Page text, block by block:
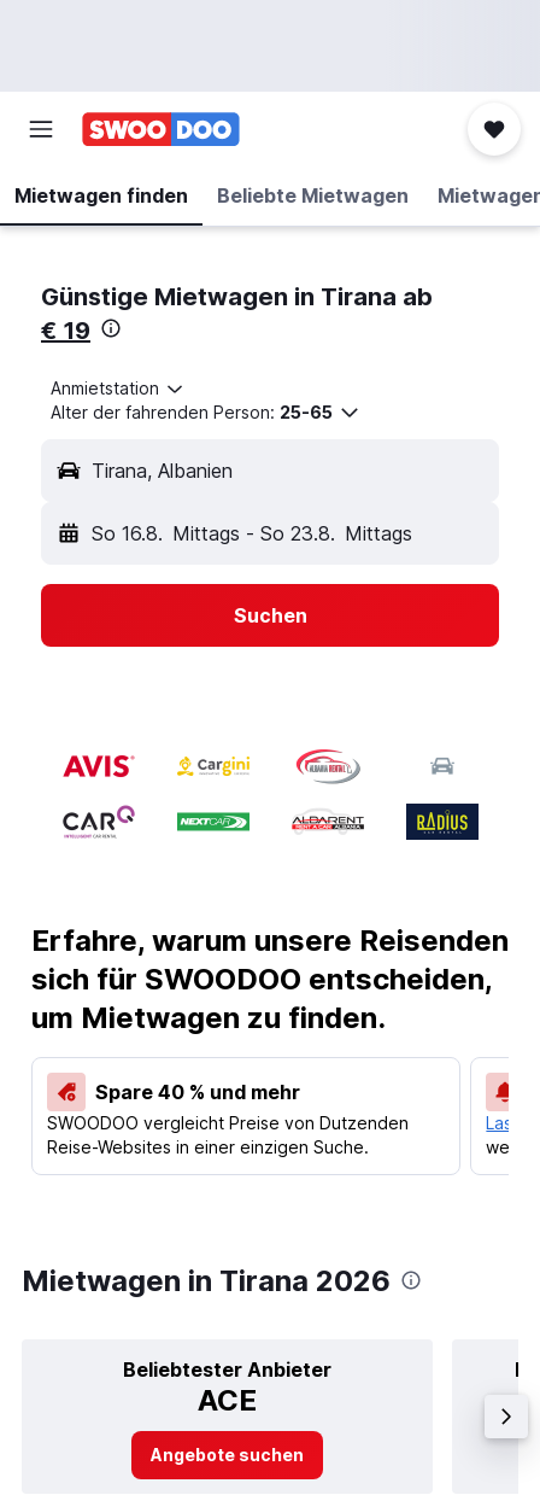
Mietwagen finden Beliebte Mietwagen
Günstige Mietwagen in Tirana ab
€ 19
Anmietstation
Alter der fahrenden Person: 25-65
Tirana, Albanien
So 16.8. Mittags - So 23.8. Mittags
Suchen
Erfahre, warum unsere Reisenden
sich für SWOODOO entscheiden,
um Mietwagen zu finden.
Spare 40 % und mehr
SWOODOO vergleicht Preise von Dutzenden
Reise-Websites in einer einzigen Suche.
Lass
Mietwagen in Tirana 2026
Beliebtester Anbieter
ACE
Angebote suchen